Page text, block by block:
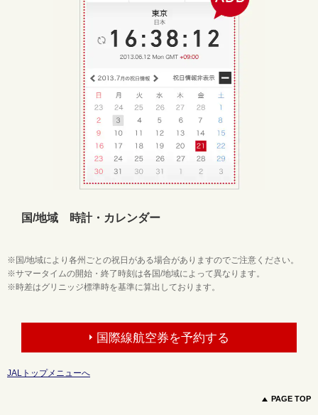
国/地域 時計・カレンダー
※国/地域により各州ごとの祝日がある場合がありますのでご注意ください。
※サマータイムの開始・終了時刻は各国/地域によって異なります。
※時差はグリニッジ標準時を基準に算出しております。
国際線航空券を予約する
JALトップメニューへ
PAGE TOP